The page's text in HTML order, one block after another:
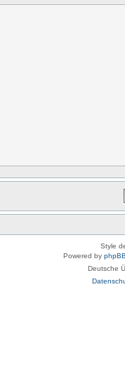
Style
Powered by phpBB
Deutsche